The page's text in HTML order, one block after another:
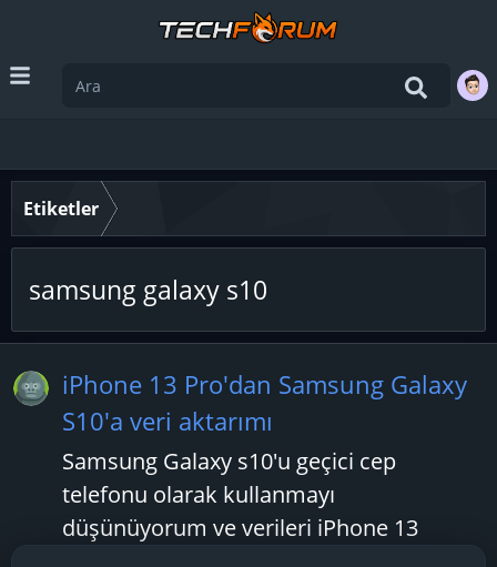
Etiketler
samsung galaxy s10
iPhone 13 Pro'dan Samsung Galaxy
S10'a veri aktarımı
Samsung Galaxy s10'u geçici cep
telefonu olarak kullanmayı
düşünüyorum ve verileri iPhone 13